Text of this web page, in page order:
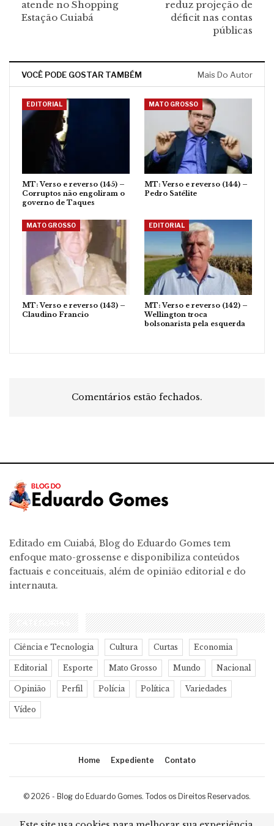
atende no Shopping
Estação Cuiabá
reduz projeção de
déficit nas contas
públicas
VOCÊ PODE GOSTAR TAMBÉM Mais Do Autor
EDITORIAL
MT: Verso e reverso (145) –
Corruptos não engoliram o
governo de Taques
MATO GROSSO
MT: Verso e reverso (144) –
Pedro Satélite
MATO GROSSO
MT: Verso e reverso (143) –
Claudino Francio
EDITORIAL
MT: Verso e reverso (142) –
Wellington troca
bolsonarista pela esquerda
Comentários estão fechados.
Editado em Cuiabá, Blog do Eduardo Gomes tem
enfoque mato-grossense e disponibiliza conteúdos
factuais e conceituais, além de opinião editorial e do
internauta.
CATEGORIAS
Ciência e Tecnologia Cultura Curtas Economia
Editorial Esporte Mato Grosso Mundo Nacional
Opinião Perfil Polícia Política Variedades
Vídeo
Home Expediente Contato
© 2026 - Blog do Eduardo Gomes. Todos os Direitos Reservados.
Desenvolvimento:Ricard Cristian